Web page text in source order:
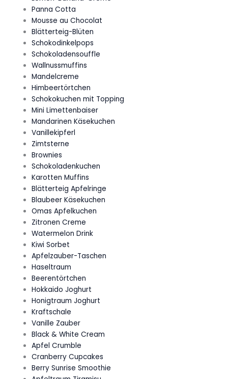
Panna Cotta
Mousse au Chocolat
Blätterteig-Blüten
Schokodinkelpops
Schokoladensouffle
Wallnussmuffins
Mandelcreme
Himbeertörtchen
Schokokuchen mit Topping
Mini Limettenbaiser
Mandarinen Käsekuchen
Vanillekipferl
Zimtsterne
Brownies
Schokoladenkuchen
Karotten Muffins
Blätterteig Apfelringe
Blaubeer Käsekuchen
Omas Apfelkuchen
Zitronen Creme
Watermelon Drink
Kiwi Sorbet
Apfelzauber-Taschen
Haseltraum
Beerentörtchen
Hokkaido Joghurt
Honigtraum Joghurt
Kraftschale
Vanille Zauber
Black & White Cream
Apfel Crumble
Cranberry Cupcakes
Berry Sunrise Smoothie